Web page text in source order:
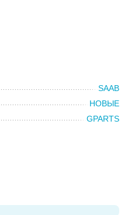
SAAB
НОВЫЕ
GPARTS